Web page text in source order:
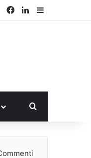
Facebook
LinkedIn